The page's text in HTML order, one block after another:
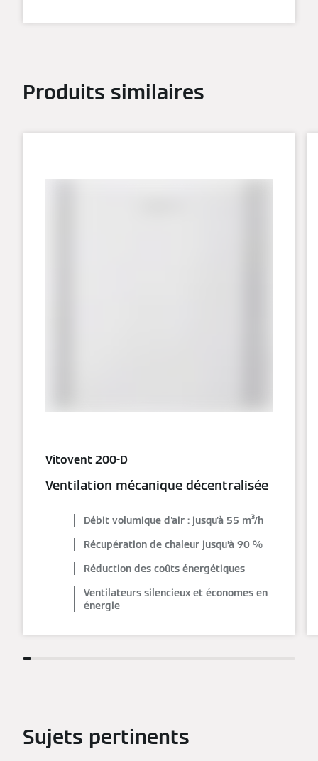
Produits similaires
Vitovent 200-D
Ventilation mécanique décentralisée
Débit volumique d'air : jusqu'à 55 m³/h
Récupération de chaleur jusqu’à 90 %
Réduction des coûts énergétiques
Ventilateurs silencieux et économes en
énergie
Sujets pertinents